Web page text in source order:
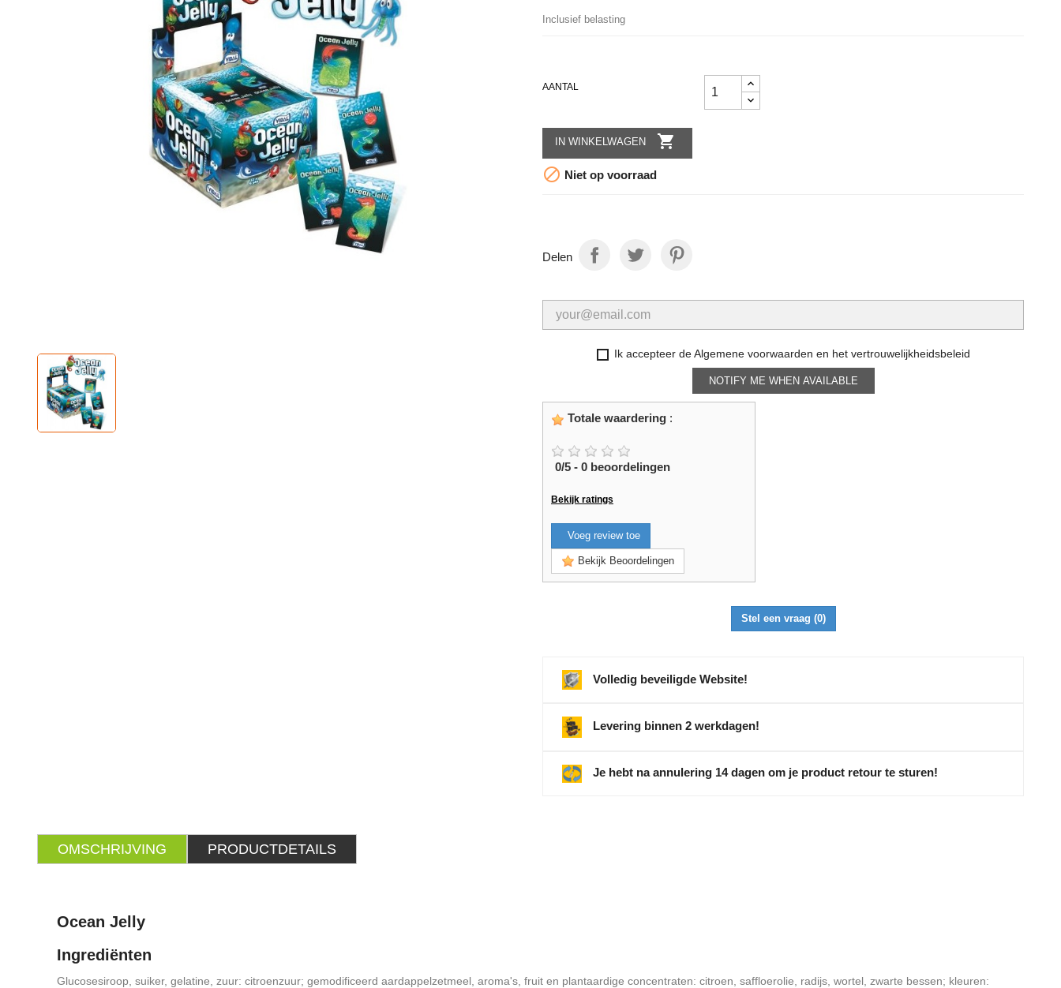
Inclusief belasting
AANTAL
IN WINKELWAGEN

 Niet op voorraad
Delen
Ik accepteer de Algemene voorwaarden en het vertrouwelijkheidsbeleid
NOTIFY ME WHEN AVAILABLE
Totale waardering :
0/5 - 0 beoordelingen
Bekijk ratings
Voeg review toe
Bekijk Beoordelingen
Stel een vraag (0)
Volledig beveiligde Website!
Levering binnen 2 werkdagen!
Je hebt na annulering 14 dagen om je product retour te sturen!
OMSCHRIJVING PRODUCTDETAILS
Ocean Jelly
Ingrediënten
Glucosesiroop, suiker, gelatine, zuur: citroenzuur; gemodificeerd aardappelzetmeel, aroma's, fruit en plantaardige concentraten: citroen, saffloerolie, radijs, wortel, zwarte bessen; kleuren: